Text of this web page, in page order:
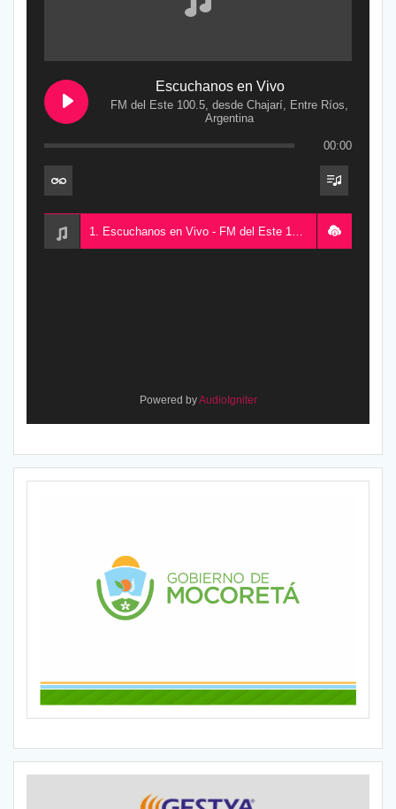
Escuchanos en Vivo
FM del Este 100.5, desde Chajarí, Entre Ríos,
Argentina
00:00
Powered byAudioIgniter